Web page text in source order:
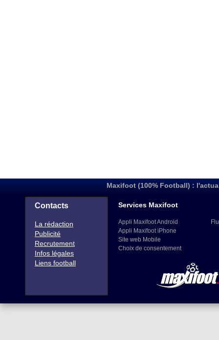
Maxifoot (100% Football) :
Contacts
La rédaction
Publicité
Recrutement
Infos légales
Liens football
Services Maxifoot
Appli Maxifoot Android
Appli Maxifoot iPhone
Site web Mobile
Choix de consentement